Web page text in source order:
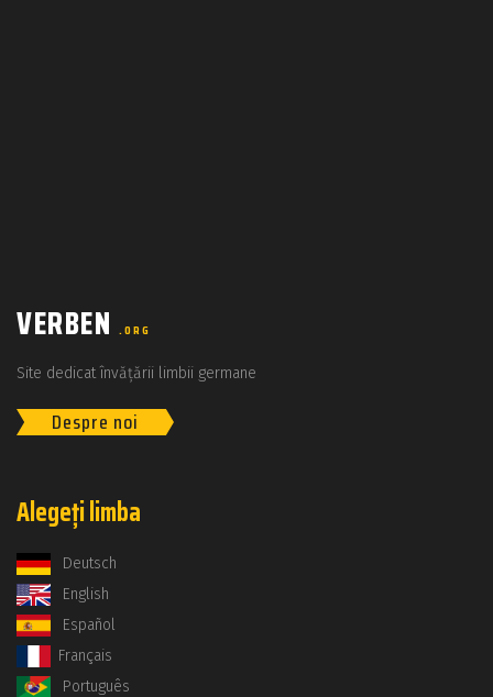
VERBEN .ORG
Site dedicat învățării limbii germane
Despre noi
Alegeți limba
Deutsch
English
Español
Français
Português